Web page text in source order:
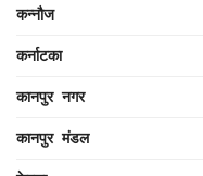
कन्नौज
कर्नाटका
कानपुर नगर
कानपुर मंडल